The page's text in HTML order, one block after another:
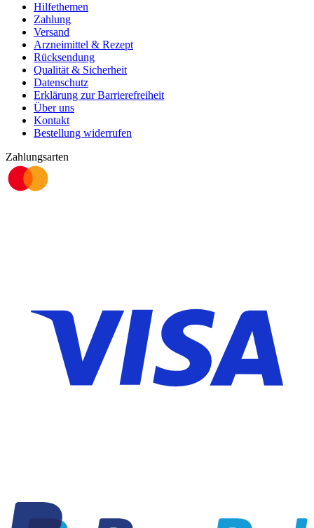
Hilfethemen
Zahlung
Versand
Arzneimittel & Rezept
Rücksendung
Qualität & Sicherheit
Datenschutz
Erklärung zur Barrierefreiheit
Über uns
Kontakt
Bestellung widerrufen
Zahlungsarten